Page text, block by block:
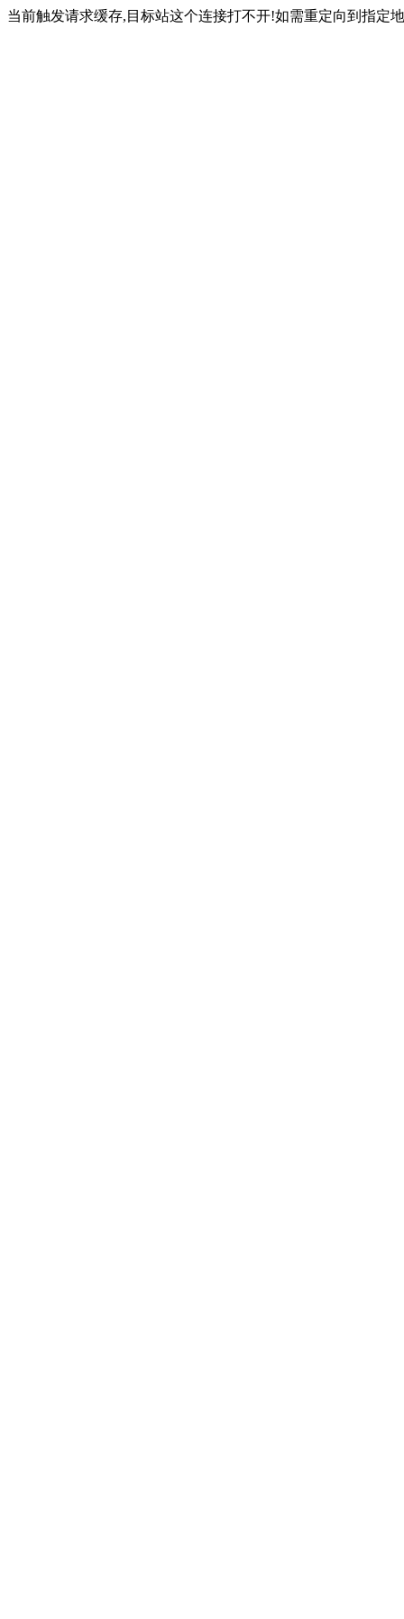
当前触发请求缓存,目标站这个连接打不开!如需重定向到指定